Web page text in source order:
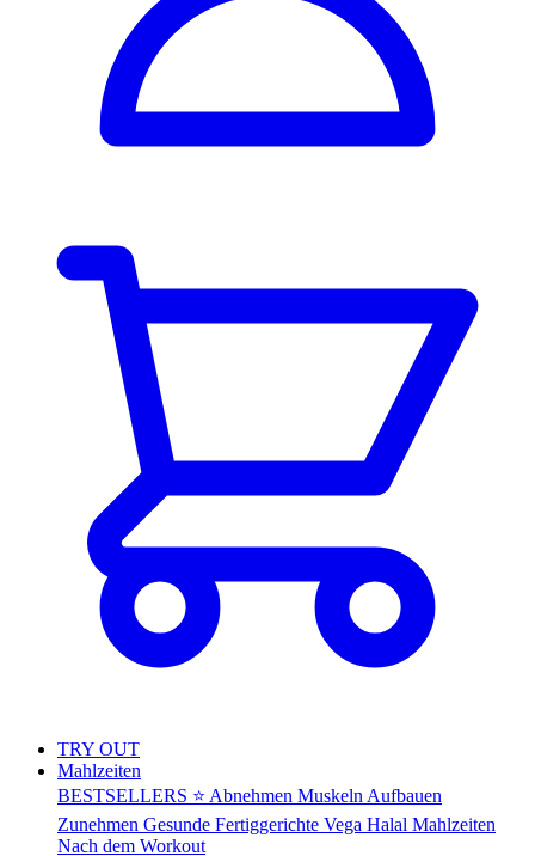
TRY OUT
Mahlzeiten
BESTSELLERS ⭐ Abnehmen Muskeln Aufbauen
Zunehmen Gesunde Fertiggerichte Vega Halal Mahlzeiten
Nach dem Workout